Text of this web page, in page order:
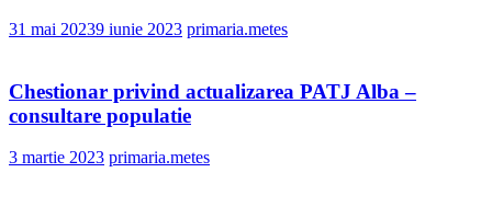
31 mai 20239 iunie 2023 primaria.metes
Chestionar privind actualizarea PATJ Alba –
consultare populatie
3 martie 2023 primaria.metes